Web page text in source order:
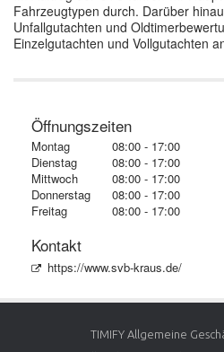
Fahrzeugtypen durch. Darüber
Unfallgutachten und
Einzelgutachten und Vollgutachten
Öffnungszeiten
Montag
08:00 - 17:00
Dienstag
08:00 - 17:00
Mittwoch
08:00 - 17:00
Donnerstag
08:00 - 17:00
Freitag
08:00 - 17:00
Kontakt
https://www.svb-kraus.de/
TIMIFY Allgemeine